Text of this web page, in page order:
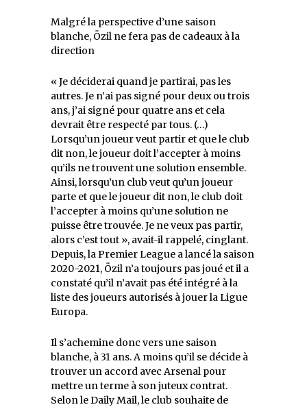
Malgré la perspective d’une saison
blanche, Özil ne fera pas de cadeaux à la
direction
« Je déciderai quand je partirai, pas les
autres. Je n’ai pas signé pour deux ou trois
ans, j’ai signé pour quatre ans et cela
devrait être respecté par tous. (…)
Lorsqu’un joueur veut partir et que le club
dit non, le joueur doit l’accepter à moins
qu’ils ne trouvent une solution ensemble.
Ainsi, lorsqu’un club veut qu’un joueur
parte et que le joueur dit non, le club doit
l’accepter à moins qu’une solution ne
puisse être trouvée. Je ne veux pas partir,
alors c’est tout », avait-il rappelé, cinglant.
Depuis, la Premier League a lancé la saison
2020-2021, Özil n’a toujours pas joué et il a
constaté qu’il n’avait pas été intégré à la
liste des joueurs autorisés à jouer la Ligue
Europa.
Il s’achemine donc vers une saison
blanche, à 31 ans. A moins qu’il se décide à
trouver un accord avec Arsenal pour
mettre un terme à son juteux contrat.
Selon le Daily Mail, le club souhaite de